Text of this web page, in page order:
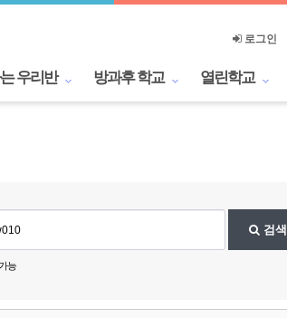
로그인
우리반 방과후 학교 열린학교
검색
능